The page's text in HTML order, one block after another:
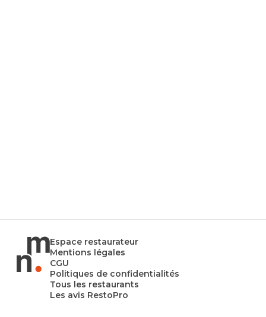
Espace restaurateur
Mentions légales
CGU
Politiques de confidentialités
Tous les restaurants
Les avis RestoPro